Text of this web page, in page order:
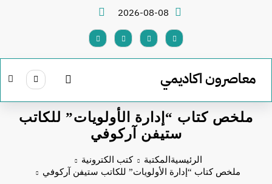
2026-08-08
معاصرون اكاديمي
ملخص كتاب “إدارة الأولويات” للكاتب
ستيفن آركوفي
الرئيسية المكتبة
كتب الكترونية
ملخص كتاب “إدارة الأولويات” للكاتب ستيفن آركوفي